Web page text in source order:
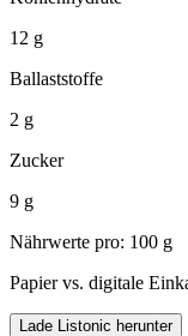
12 g
Ballaststoffe
2 g
Zucker
9 g
Nährwerte pro: 100 g
Papier vs. digitale
Lade Listonic herunter